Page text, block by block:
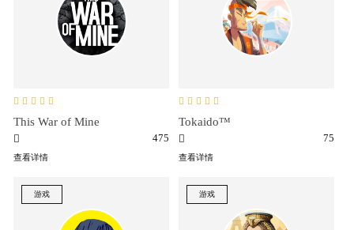
This War of Mine
475
查看详情
Tokaido™
75
查看详情
游戏 游戏